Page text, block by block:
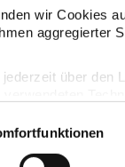
wir Cookies
aggregierter
über den
widerrufen
Holz-